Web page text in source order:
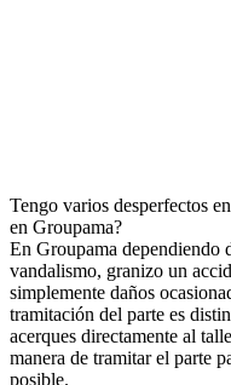
Tengo varios desperfectos
en Groupama?
En Groupama dependiendo
vandalismo, granizo un
simplemente daños
tramitación del parte es
acerques directamente al
manera de tramitar el parte
posible.